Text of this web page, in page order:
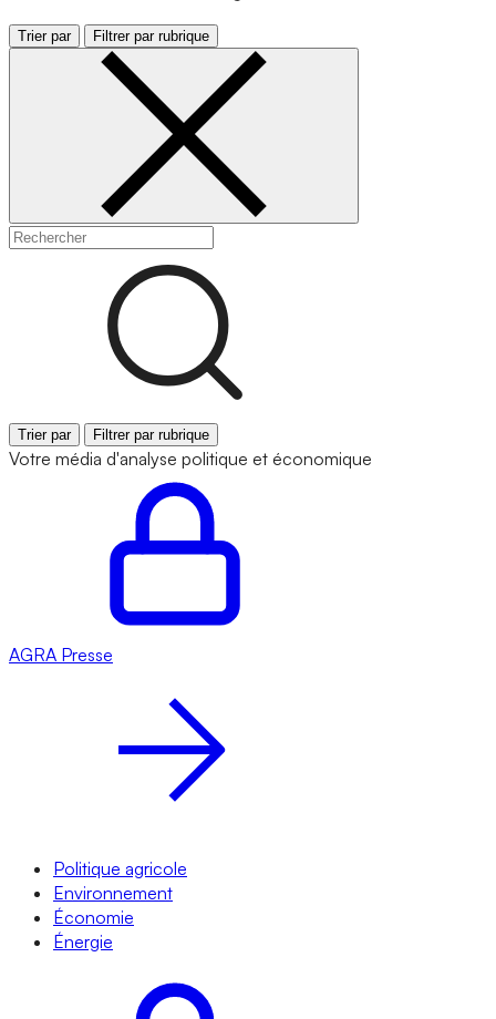
Trier par Filtrer par rubrique
Trier par Filtrer par rubrique
Votre média d'analyse politique et économique
AGRA Presse
Politique agricole
Environnement
Économie
Énergie